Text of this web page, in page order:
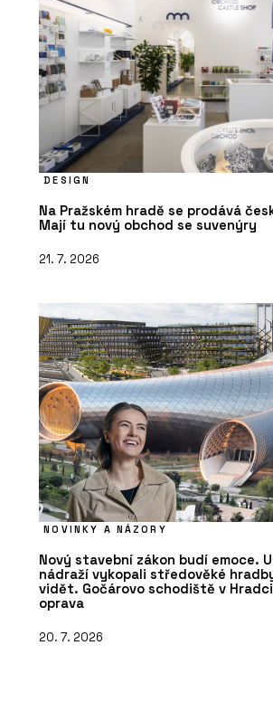
DESIGN
Na Pražském hradě se prodává
Mají tu nový obchod se suvenýry
21. 7. 2026
NOVINKY A NÁZORY
Nový stavební zákon budí emoce.
nádraží vykopali středověké
vidět. Gočárovo schodiště v
oprava
20. 7. 2026